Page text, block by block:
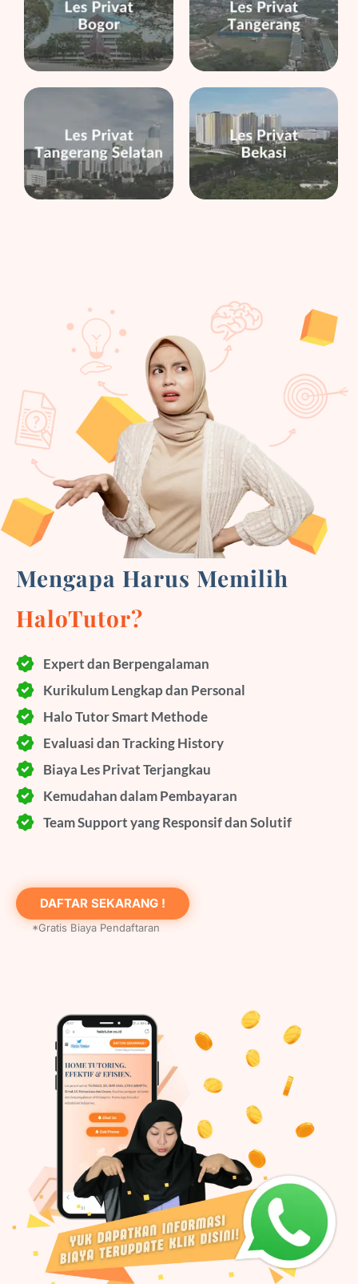
Mengapa Harus Memilih
HaloTutor?
Expert dan Berpengalaman
Kurikulum Lengkap dan Personal
Halo Tutor Smart Methode
Evaluasi dan Tracking History
Biaya Les Privat Terjangkau
Kemudahan dalam Pembayaran
Team Support yang Responsif dan Solutif
DAFTAR SEKARANG !
*Gratis Biaya Pendaftaran